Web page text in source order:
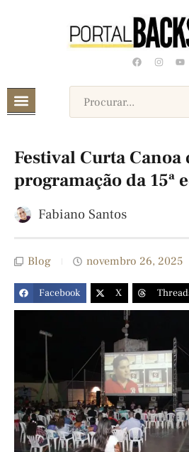
Festival Curta
programação da 15ª
Fabiano Santos
Blog novembro 26, 2025
Facebook X